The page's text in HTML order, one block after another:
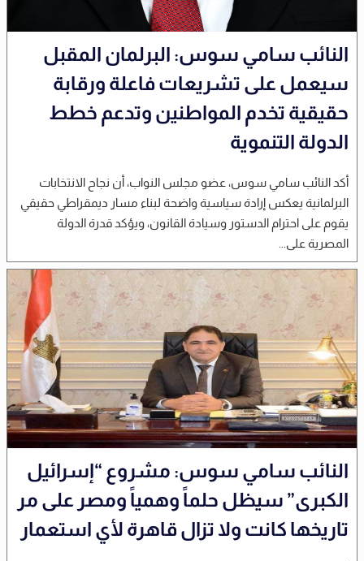
النائب سامي سوس: البرلمان المقبل
سيعمل على تشريعات فاعلة ورقابة
حقيقية تخدم المواطنين وتدعم خطط
الدولة التنموية
أكد النائب سامي سوس، عضو مجلس النواب، أن نجاح الانتخابات
البرلمانية يعكس إرادة سياسية واضحة لبناء مسار ديمقراطي حقيقي
يقوم على احترام الدستور وسيادة القانون، ويؤكد قدرة الدولة
المصرية على...
النائب سامي سوس: مشروع “إسرائيل
الكبرى” سيظل حلماً وهمياً ومصر على مر
تاريخها كانت ولا تزال قاهرة لأي استعمار